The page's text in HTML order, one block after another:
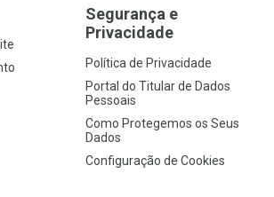
Segurança e
Privacidade
Política de Privacidade
Portal do Titular de Dados
Pessoais
Como Protegemos os Seus
Dados
Configuração de Cookies